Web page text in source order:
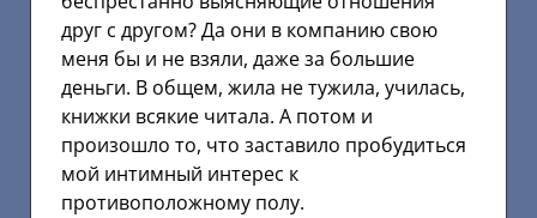
друг с другом? Да они в компанию свою
меня бы и не взяли, даже за большие
деньги. В общем, жила не тужила, училась,
книжки всякие читала. А потом и
произошло то, что заставило пробудиться
мой интимный интерес к
противоположному полу.